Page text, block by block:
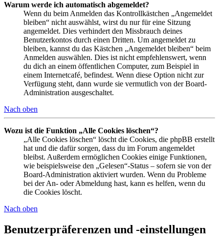
Warum werde ich automatisch abgemeldet?
Wenn du beim Anmelden das Kontrollkästchen „Angemeldet
bleiben“ nicht auswählst, wirst du nur für eine Sitzung
angemeldet. Dies verhindert den Missbrauch deines
Benutzerkontos durch einen Dritten. Um angemeldet zu
bleiben, kannst du das Kästchen „Angemeldet bleiben“ beim
Anmelden auswählen. Dies ist nicht empfehlenswert, wenn
du dich an einem öffentlichen Computer, zum Beispiel in
einem Internetcafé, befindest. Wenn diese Option nicht zur
Verfügung steht, dann wurde sie vermutlich von der Board-
Administration ausgeschaltet.
Nach oben
Wozu ist die Funktion „Alle Cookies löschen“?
„Alle Cookies löschen“ löscht die Cookies, die phpBB erstellt
hat und die dafür sorgen, dass du im Forum angemeldet
bleibst. Außerdem ermöglichen Cookies einige Funktionen,
wie beispielsweise den „Gelesen“-Status – sofern sie von der
Board-Administration aktiviert wurden. Wenn du Probleme
bei der An- oder Abmeldung hast, kann es helfen, wenn du
die Cookies löscht.
Nach oben
Benutzerpräferenzen und -einstellungen